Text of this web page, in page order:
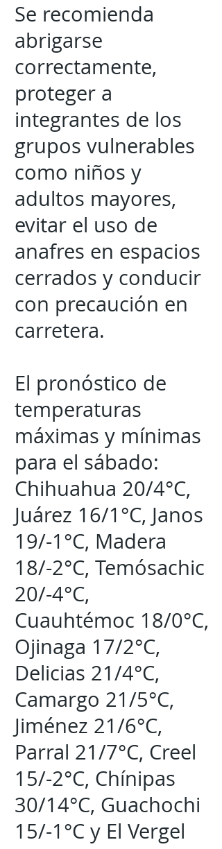
Se recomienda
abrigarse
correctamente,
proteger a
integrantes de los
grupos vulnerables
como niños y
adultos mayores,
evitar el uso de
anafres en espacios
cerrados y conducir
con precaución en
carretera.
El pronóstico de
temperaturas
máximas y mínimas
para el sábado:
Chihuahua 20/4°C,
Juárez 16/1°C, Janos
19/-1°C, Madera
18/-2°C, Temósachic
20/-4°C,
Cuauhtémoc 18/0°C,
Ojinaga 17/2°C,
Delicias 21/4°C,
Camargo 21/5°C,
Jiménez 21/6°C,
Parral 21/7°C, Creel
15/-2°C, Chínipas
30/14°C, Guachochi
15/-1°C y El Vergel